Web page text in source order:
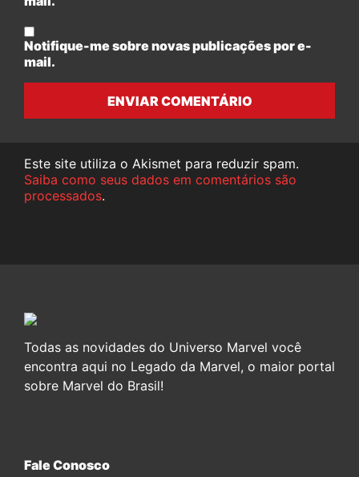
Notifique-me sobre novas publicações por e-
mail.
ENVIAR COMENTÁRIO
Este site utiliza o Akismet para reduzir spam.
Saiba como seus dados em comentários são
processados.
Todas as novidades do Universo Marvel você
encontra aqui no Legado da Marvel, o maior portal
sobre Marvel do Brasil!
Fale Conosco